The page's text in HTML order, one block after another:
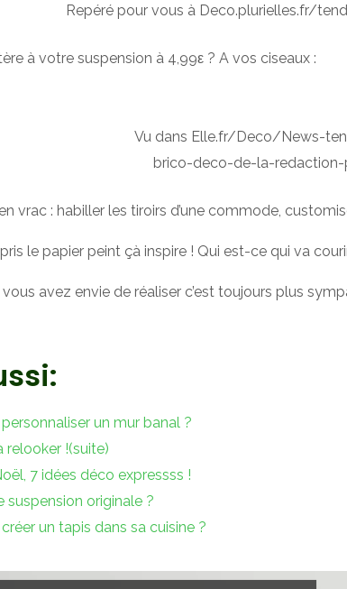
Repéré pour vous à Deco.plurielles.fr/
à votre suspension à 4,99ε ? A vos ciseaux :
Vu dans Elle.fr/Deco/News-
brico-deco-de-la-
vrac : habiller les tiroirs d’une commode,
le papier peint çà inspire ! Qui est-ce qui va
avez envie de réaliser c’est toujours plus
un mur banal ?
relooker !(suite)
7 idées déco expressss !
suspension originale ?
un tapis dans sa cuisine ?